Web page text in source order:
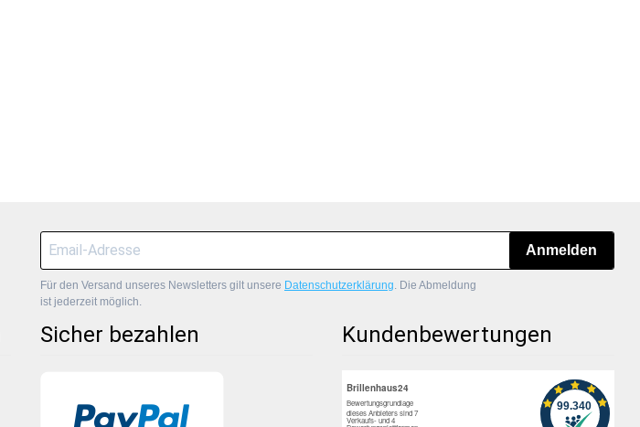
Anmelden
Für den Versand unseres Newsletters gilt unsere Datenschutzerklärung . Die Abmeldung
ist jederzeit möglich.
Sicher bezahlen Kundenbewertungen